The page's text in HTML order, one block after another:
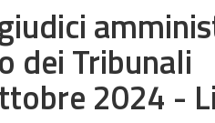
dei Tribunali
2024 -